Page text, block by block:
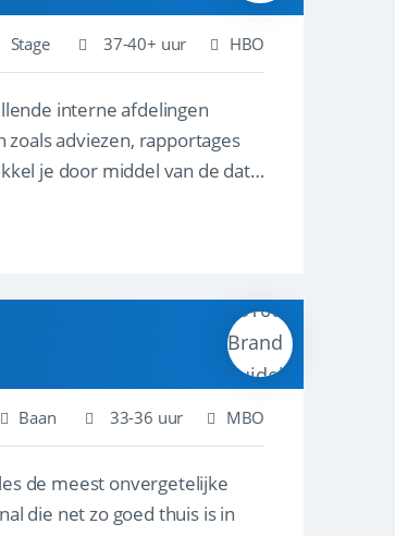
Stage 37-40+ uur HBO
interne afdelingen
adviezen, rapportages
je door middel van de data
Baan 33-36 uur MBO
de meest onvergetelijke
die net zo goed thuis is in